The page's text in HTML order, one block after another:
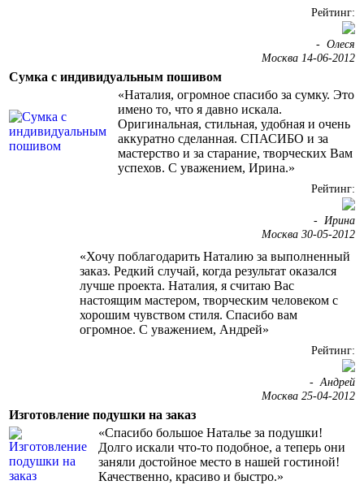
Рейтинг:
- Олеся
Москва 14-06-2012
Сумка с индивидуальным пошивом
«Наталия, огромное спасибо за сумку. Это
имено то, что я давно искала.
Оригинальная, стильная, удобная и очень
аккуратно сделанная. СПАСИБО и за
мастерство и за старание, творческих Вам
успехов. С уважением, Ирина.»
Рейтинг:
- Ирина
Москва 30-05-2012
«Хочу поблагодарить Наталию за выполненный
заказ. Редкий случай, когда результат оказался
лучше проекта. Наталия, я считаю Вас
настоящим мастером, творческим человеком с
хорошим чувством стиля. Спасибо вам
огромное. С уважением, Андрей»
Рейтинг:
- Андрей
Москва 25-04-2012
Изготовление подушки на заказ
«Спасибо большое Наталье за подушки!
Долго искали что-то подобное, а теперь они
заняли достойное место в нашей гостиной!
Качественно, красиво и быстро.»